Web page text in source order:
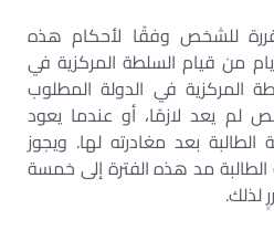
للشخص وفقًا لأحكام هذه
من قيام السلطة المركزية في
المركزية في الدولة المطلوب
لم يعد لازمًا، أو عندما يعود
بعد مغادرته لها. ويجوز
الطالبة مد هذه الفترة إلى خمسة
لذلك.